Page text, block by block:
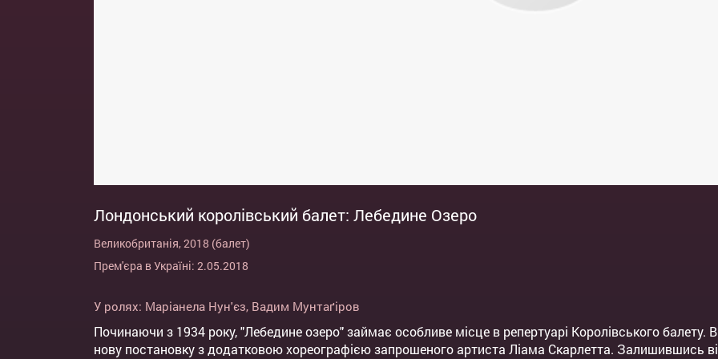
Лондонський королівський балет: Лебедине Озеро
Великобританія, 2018 (балет)
Прем'єра в Україні: 2.05.2018
У ролях: Маріанела Нун'єз, Вадим Мунтаґіров
Починаючи з 1934 року, "Лебедине озеро" займає особливе місце в репертуарі Королівського балету.
нову постановку з додатковою хореографією запрошеного артиста Ліама Скарлетта. Залишившись